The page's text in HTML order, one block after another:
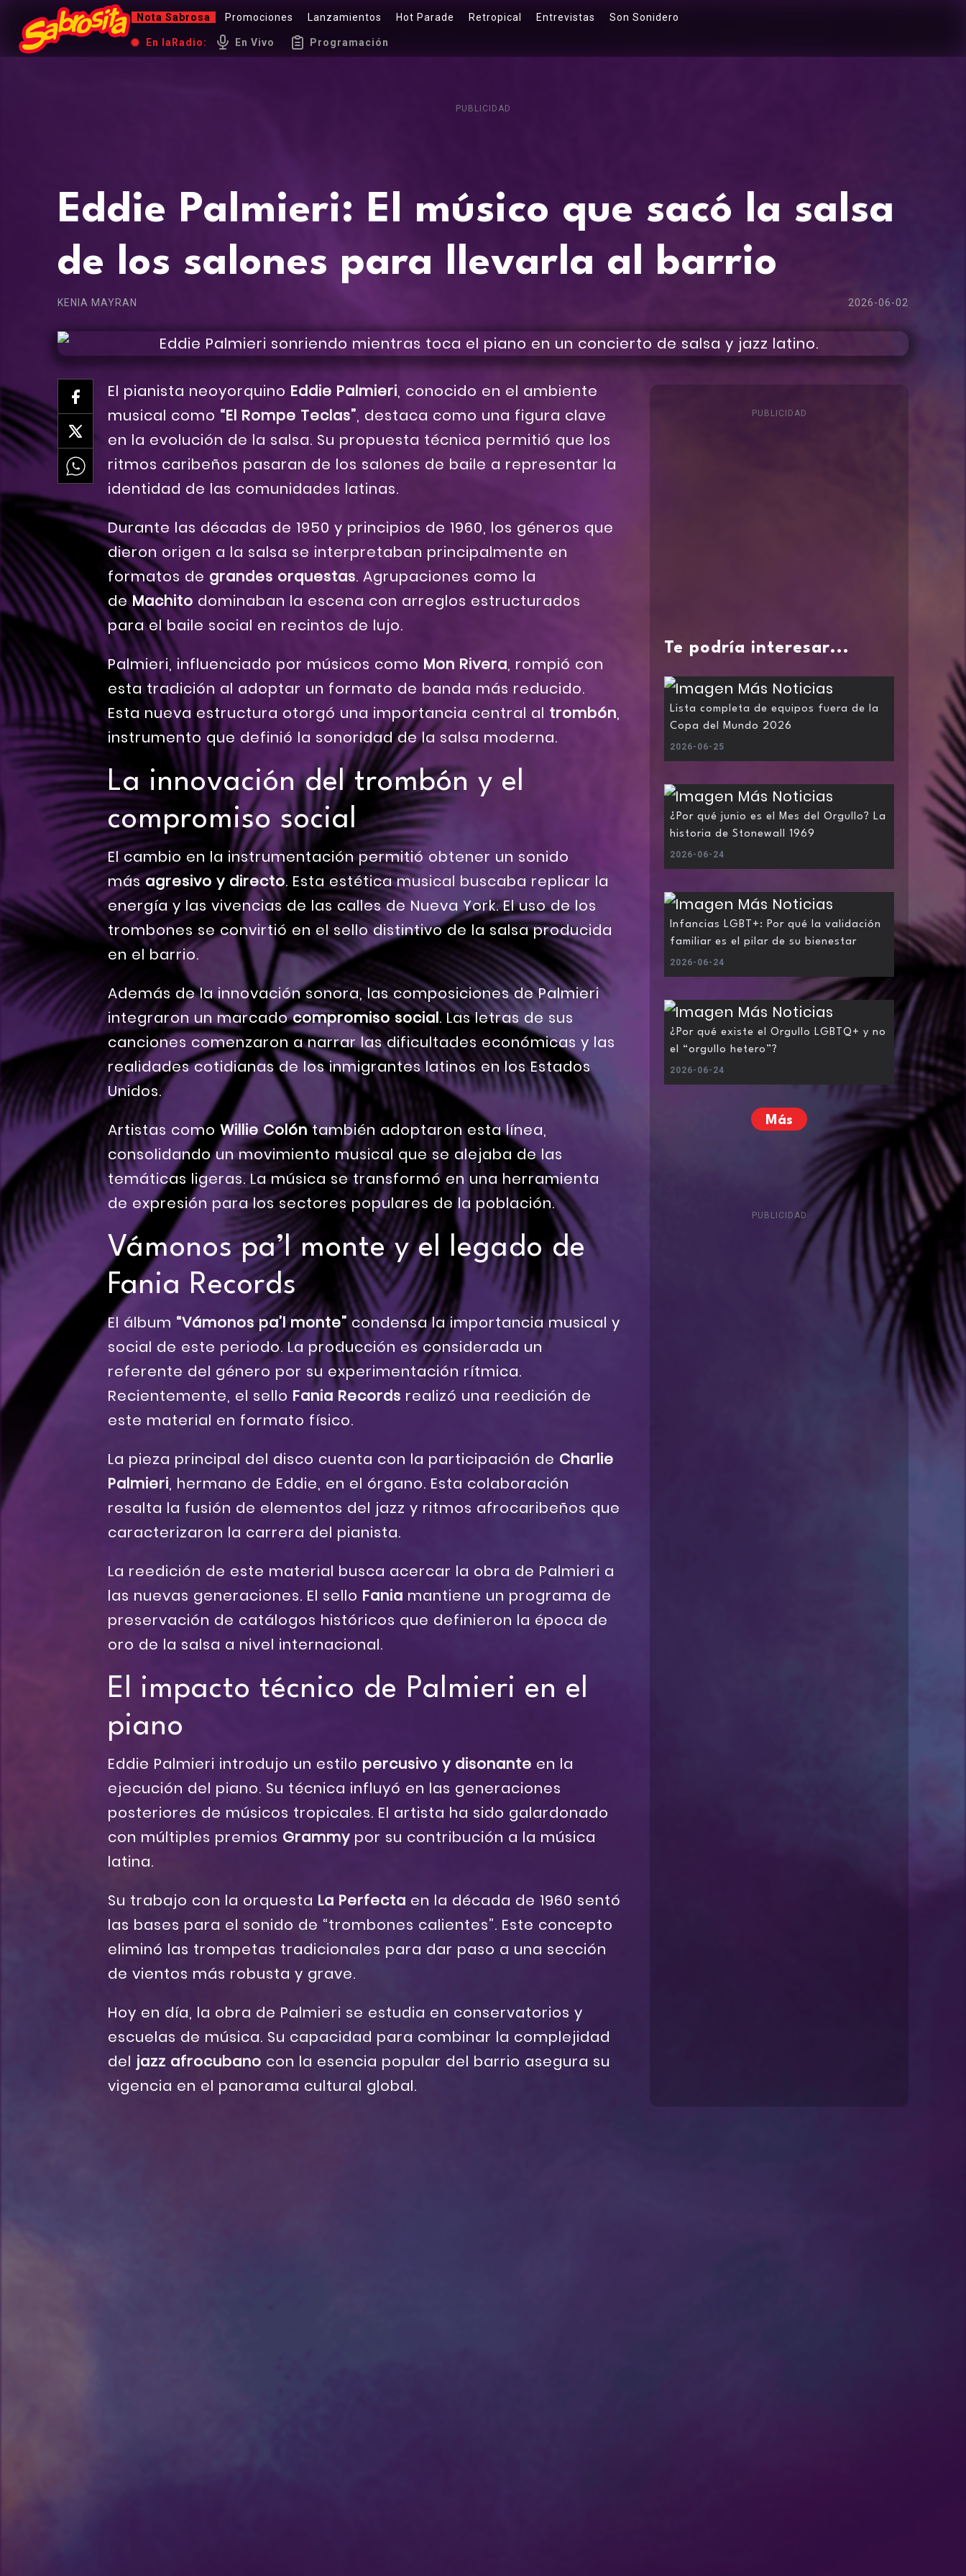
Nota Sabrosa Promociones Lanzamientos Hot Parade Retropical Entrevistas Son Sonidero
En la Radio: En Vivo Programación
PUBLICIDAD
Eddie Palmieri: El músico que sacó la salsa
de los salones para llevarla al barrio
KENIA MAYRAN 2026-06-02
El pianista neoyorquino Eddie Palmieri, conocido en el ambiente
musical como “El Rompe Teclas”, destaca como una figura clave
en la evolución de la salsa. Su propuesta técnica permitió que los
ritmos caribeños pasaran de los salones de baile a representar la
identidad de las comunidades latinas.
Durante las décadas de 1950 y principios de 1960, los géneros que
dieron origen a la salsa se interpretaban principalmente en
formatos de grandes orquestas. Agrupaciones como la
deMachito dominaban la escena con arreglos estructurados
para el baile social en recintos de lujo.
Palmieri, influenciado por músicos como Mon Rivera, rompió con
esta tradición al adoptar un formato de banda más reducido.
Esta nueva estructura otorgó una importancia central al trombón,
instrumento que definió la sonoridad de la salsa moderna.
La innovación del trombón y el
compromiso social
El cambio en la instrumentación permitió obtener un sonido
másagresivo y directo. Esta estética musical buscaba replicar la
energía y las vivencias de las calles de Nueva York. El uso de los
trombones se convirtió en el sello distintivo de la salsa producida
en el barrio.
Además de la innovación sonora, las composiciones de Palmieri
integraron un marcadocompromiso social. Las letras de sus
canciones comenzaron a narrar las dificultades económicas y las
realidades cotidianas de los inmigrantes latinos en los Estados
Unidos.
Artistas como Willie Colóntambién adoptaron esta línea,
consolidando un movimiento musical que se alejaba de las
temáticas ligeras. La música se transformó en una herramienta
de expresión para los sectores populares de la población.
Vámonos pa’l monte y el legado de
Fania Records
El álbum “Vámonos pa’l monte”condensa la importancia musical y
social de este periodo. La producción es considerada un
referente del género por su experimentación rítmica.
Recientemente, el sello Fania Records realizó una reedición de
este material en formato físico.
La pieza principal del disco cuenta con la participación de Charlie
Palmieri, hermano de Eddie, en el órgano. Esta colaboración
resalta la fusión de elementos del jazz y ritmos afrocaribeños que
caracterizaron la carrera del pianista.
La reedición de este material busca acercar la obra de Palmieri a
las nuevas generaciones. El sello Fania mantiene un programa de
preservación de catálogos históricos que definieron la época de
oro de la salsa a nivel internacional.
El impacto técnico de Palmieri en el
piano
Eddie Palmieri introdujo un estilo percusivo y disonante en la
ejecución del piano. Su técnica influyó en las generaciones
posteriores de músicos tropicales. El artista ha sido galardonado
con múltiples premios Grammy por su contribución a la música
latina.
Su trabajo con la orquesta La Perfecta en la década de 1960 sentó
las bases para el sonido de “trombones calientes”. Este concepto
eliminó las trompetas tradicionales para dar paso a una sección
de vientos más robusta y grave.
Hoy en día, la obra de Palmieri se estudia en conservatorios y
escuelas de música. Su capacidad para combinar la complejidad
del jazz afrocubano con la esencia popular del barrio asegura su
vigencia en el panorama cultural global.
PUBLICIDAD
Te podría interesar...
Lista completa de equipos fuera de la
Copa del Mundo 2026
2026-06-25
¿Por qué junio es el Mes del Orgullo? La
historia de Stonewall 1969
2026-06-24
Infancias LGBT+: Por qué la validación
familiar es el pilar de su bienestar
2026-06-24
¿Por qué existe el Orgullo LGBTQ+ y no
el “orgullo hetero”?
2026-06-24
Más
PUBLICIDAD